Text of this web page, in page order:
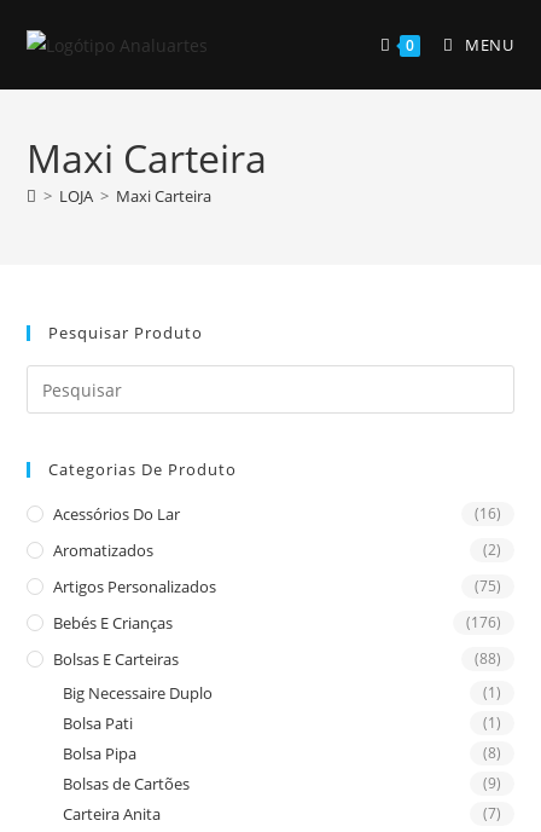
0 MENU
Maxi Carteira
> LOJA > Maxi Carteira
Pesquisar Produto
Categorias De Produto
Acessórios Do Lar (16)
Aromatizados (2)
Artigos Personalizados (75)
Bebés E Crianças (176)
Bolsas E Carteiras (88)
Big Necessaire Duplo (1)
Bolsa Pati (1)
Bolsa Pipa (8)
Bolsas de Cartões (9)
Carteira Anita (7)